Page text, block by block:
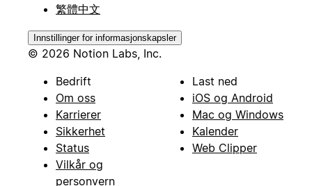
繁體中文
Innstillinger for informasjonskapsler
© 2026 Notion Labs, Inc.
Bedrift
Om oss
Karrierer
Sikkerhet
Status
Vilkår og
personvern
Last ned
iOS og Android
Mac og Windows
Kalender
Web Clipper